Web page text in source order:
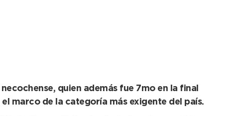
quien además fue 7mo en la final
marco de la categoría más exigente del país.